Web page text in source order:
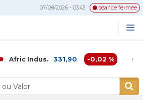
07/08/2026 - 03:43 séance fermée
Afric Indus. 331,90 -0,02 %